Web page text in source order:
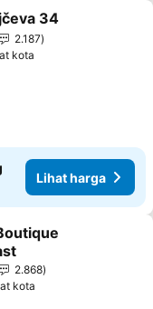
ke favorit
34
2.187
kota
Lihat harga
ke favorit
2.868
kota